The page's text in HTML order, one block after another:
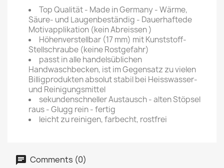
Top Qualität - Made in Germany - Wärme,
Säure- und Laugenbeständig - Dauerhaftede
Motivapplikation (kein Abreissen )
Höhenverstellbar (17 mm) mit Kunststoff-
Stellschraube (keine Rostgefahr)
passt in alle handelsüblichen
Handwaschbecken, ist im Gegensatz zu vielen
Billigprodukten absolut stabil bei Heisswasser-
und Reinigungsmittel
sekundenschneller Austausch - alten Stöpsel
raus - Glugg rein - fertig
leicht zu reinigen, farbecht, rostfrei
Comments (0)